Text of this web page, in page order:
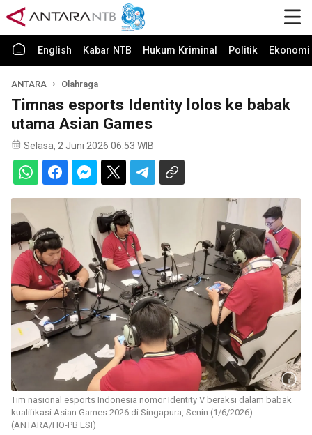
English Kabar NTB Hukum Kriminal Politik
ANTARA Olahraga
Timnas esports Identity lolos ke babak
utama Asian Games
Selasa, 2 Juni 2026 06:53 WIB
Tim nasional esports Indonesia nomor Identity V beraksi dalam babak
kualifikasi Asian Games 2026 di Singapura, Senin (1/6/2026).
(ANTARA/HO-PB ESI)